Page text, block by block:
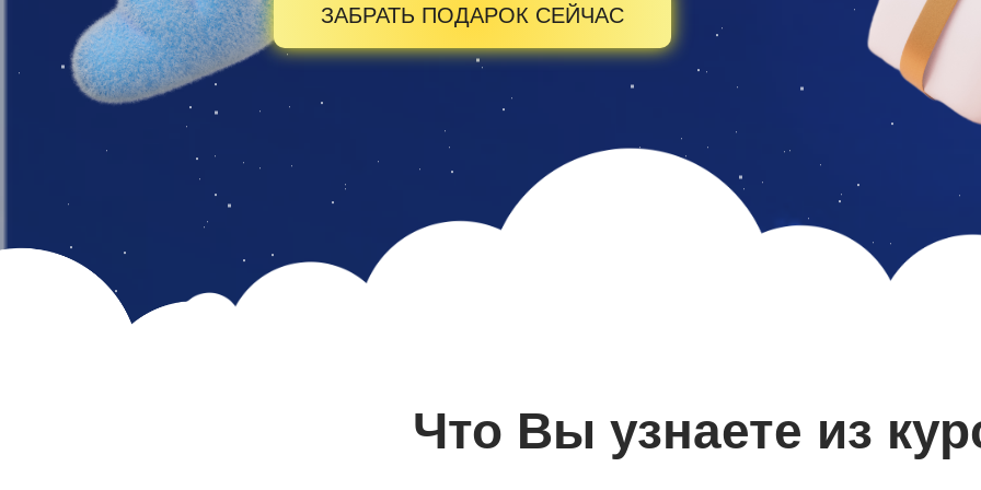
ЗАБРАТЬ ПОДАРОК СЕЙЧАС
Что Вы узнаете из